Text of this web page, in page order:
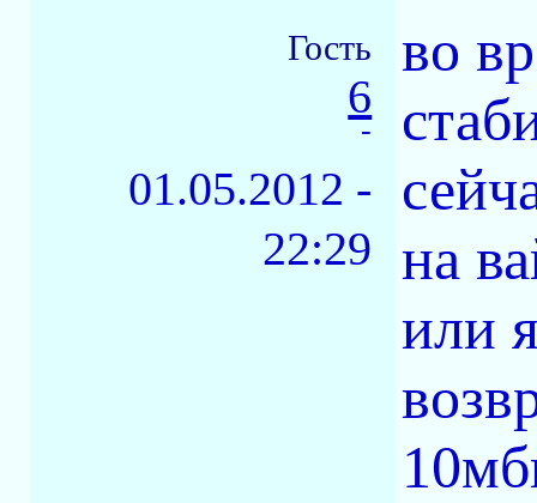
Гость
6
-
01.05.2012 -
22:29
во
на
или